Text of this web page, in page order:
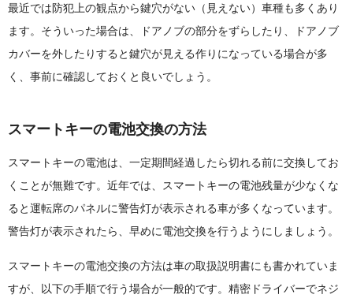
最近では防犯上の観点から鍵穴がない（見えない）車種も多くあり
ます。そういった場合は、ドアノブの部分をずらしたり、ドアノブ
カバーを外したりすると鍵穴が見える作りになっている場合が多
く、事前に確認しておくと良いでしょう。
スマートキーの電池交換の方法
スマートキーの電池は、一定期間経過したら切れる前に交換してお
くことが無難です。近年では、スマートキーの電池残量が少なくな
ると運転席のパネルに警告灯が表示される車が多くなっています。
警告灯が表示されたら、早めに電池交換を行うようにしましょう。
スマートキーの電池交換の方法は車の取扱説明書にも書かれていま
すが、以下の手順で行う場合が一般的です。精密ドライバーでネジ